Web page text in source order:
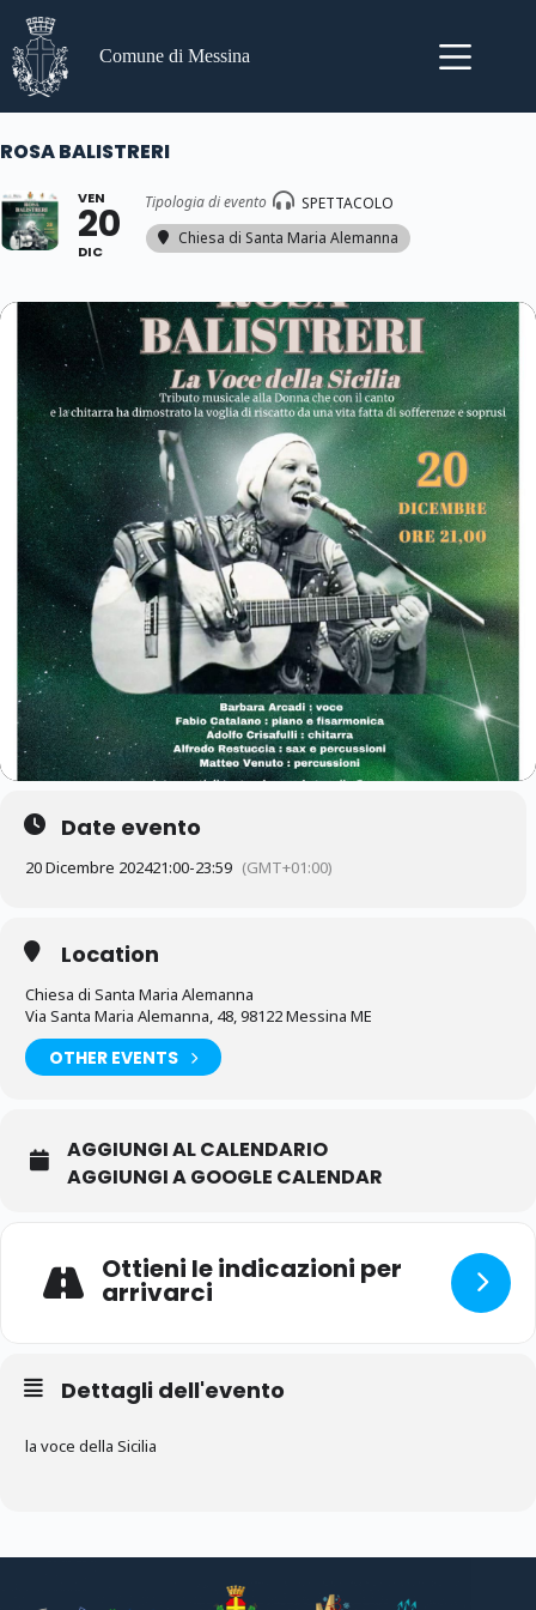
contenuto
Comune di Messina
ROSA BALISTRERI
VEN
20
DIC
Tipologia di evento
SPETTACOLO
Chiesa di Santa Maria Alemanna
Date evento
20 Dicembre 202421:00-23:59 (GMT+01:00)
Location
Chiesa di Santa Maria Alemanna
Via Santa Maria Alemanna, 48, 98122 Messina ME
OTHER EVENTS
AGGIUNGI AL CALENDARIO
AGGIUNGI A GOOGLE CALENDAR
Ottieni le indicazioni per
arrivarci
Dettagli dell'evento
la voce della Sicilia